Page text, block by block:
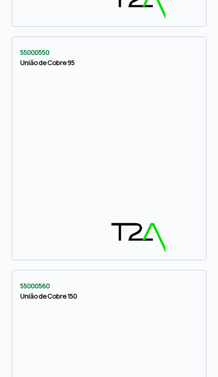
55000550
União de Cobre 95
55000560
União de Cobre 150